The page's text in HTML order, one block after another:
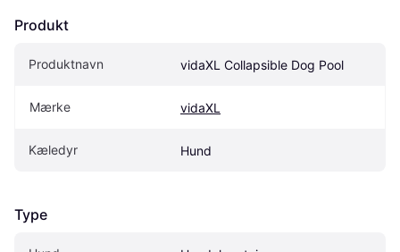
Produkt
Produktnavn vidaXL Collapsible Dog Pool
Mærke vidaXL
Kæledyr Hund
Type